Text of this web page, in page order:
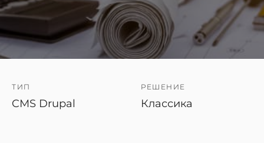
ТИП
CMS Drupal
РЕШЕНИЕ
Классика